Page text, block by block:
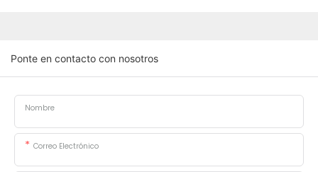
Ponte en contacto con nosotros
Nombre
Correo Electrónico